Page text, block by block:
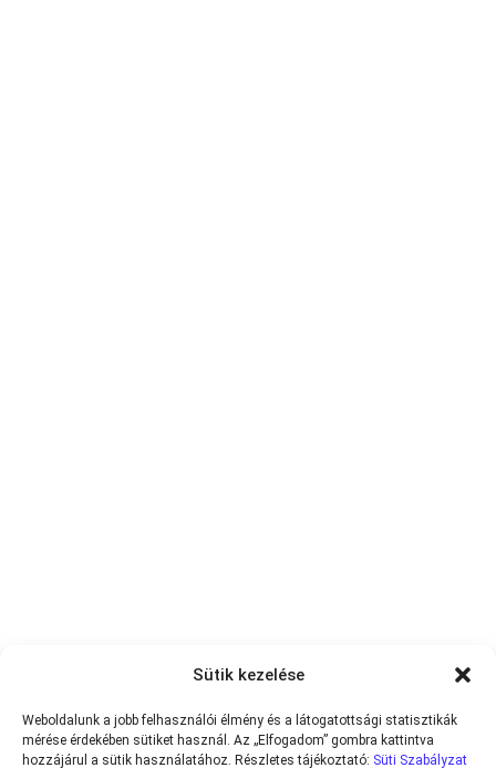
Sütik kezelése
Weboldalunk a jobb felhasználói élmény és a látogatottsági statisztikák
mérése érdekében sütiket használ. Az „Elfogadom” gombra kattintva
hozzájárul a sütik használatához. Részletes tájékoztató: Süti Szabályzat